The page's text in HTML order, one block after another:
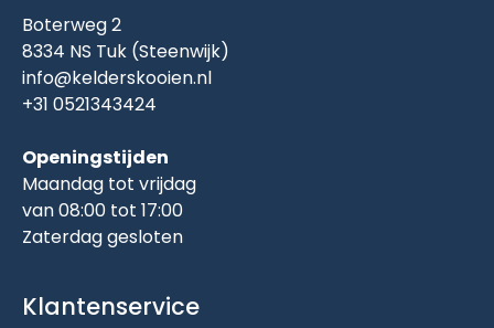
Boterweg 2
8334 NS Tuk (Steenwijk)
info@kelderskooien.nl
+31 0521343424
Openingstijden
Maandag tot vrijdag
van 08:00 tot 17:00
Zaterdag gesloten
Klantenservice